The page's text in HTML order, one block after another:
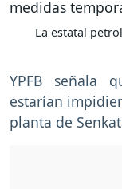
La estatal
YPFB señala
estarían
planta de